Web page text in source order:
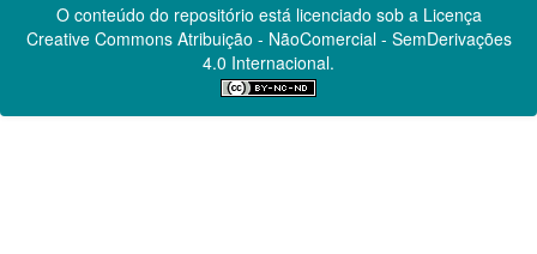
O conteúdo do repositório está licenciado sob a Licença
Creative CommonsAtribuição - NãoComercial - SemDerivações
4.0 Internacional.